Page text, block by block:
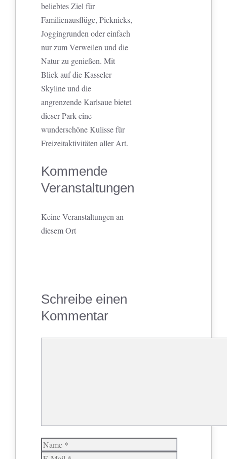
beliebtes Ziel für
Familienausflüge, Picknicks,
Joggingrunden oder einfach
nur zum Verweilen und die
Natur zu genießen. Mit
Blick auf die Kasseler
Skyline und die
angrenzende Karlsaue bietet
dieser Park eine
wunderschöne Kulisse für
Freizeitaktivitäten aller Art.
Kommende
Veranstaltungen
Keine Veranstaltungen an
diesem Ort
Schreibe einen
Kommentar
Name